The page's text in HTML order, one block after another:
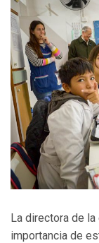
La directora de
importancia de